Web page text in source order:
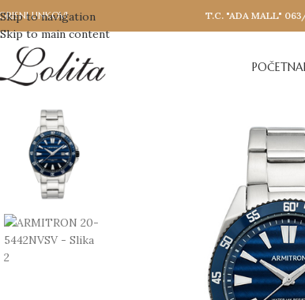
Skip to navigation
Skip to main content
LINKOVI T.C. "ADA MALL"
POČETNA